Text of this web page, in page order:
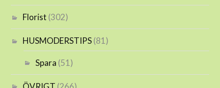
Florist (302)
HUSMODERSTIPS(81)
Spara (51)